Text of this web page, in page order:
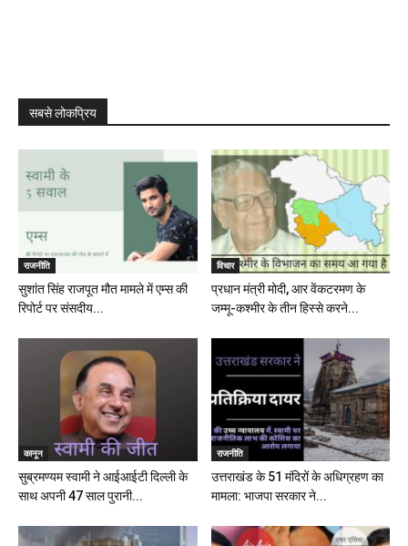
सबसे लोकप्रिय
राजनीति
सुशांत सिंह राजपूत मौत मामले में एम्स की
रिपोर्ट पर संसदीय...
विचार
प्रधान मंत्री मोदी, आर वेंकटरमण के
जम्मू-कश्मीर के तीन हिस्से करने...
कानून
सुब्रमण्यम स्वामी ने आईआईटी दिल्ली के
साथ अपनी 47 साल पुरानी...
राजनीति
उत्तराखंड के 51 मंदिरों के अधिग्रहण का
मामला: भाजपा सरकार ने...